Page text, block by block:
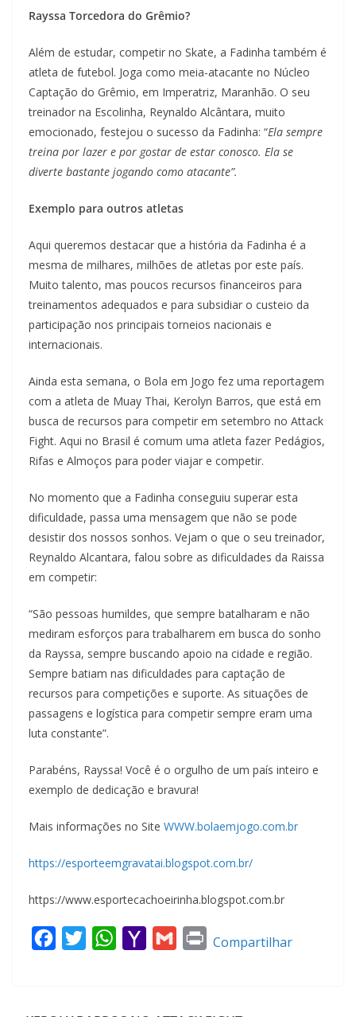
Rayssa Torcedora do Grêmio?
Além de estudar, competir no Skate, a Fadinha também é
atleta de futebol. Joga como meia-atacante no Núcleo
Captação do Grêmio, em Imperatriz, Maranhão. O seu
treinador na Escolinha, Reynaldo Alcântara, muito
emocionado, festejou o sucesso da Fadinha: “Ela sempre
treina por lazer e por gostar de estar conosco. Ela se
diverte bastante jogando como atacante”.
Exemplo para outros atletas
Aqui queremos destacar que a história da Fadinha é a
mesma de milhares, milhões de atletas por este país.
Muito talento, mas poucos recursos financeiros para
treinamentos adequados e para subsidiar o custeio da
participação nos principais torneios nacionais e
internacionais.
Ainda esta semana, o Bola em Jogo fez uma reportagem
com a atleta de Muay Thai, Kerolyn Barros, que está em
busca de recursos para competir em setembro no Attack
Fight. Aqui no Brasil é comum uma atleta fazer Pedágios,
Rifas e Almoços para poder viajar e competir.
No momento que a Fadinha conseguiu superar esta
dificuldade, passa uma mensagem que não se pode
desistir dos nossos sonhos. Vejam o que o seu treinador,
Reynaldo Alcantara, falou sobre as dificuldades da Raissa
em competir:
“São pessoas humildes, que sempre batalharam e não
mediram esforços para trabalharem em busca do sonho
da Rayssa, sempre buscando apoio na cidade e região.
Sempre batiam nas dificuldades para captação de
recursos para competições e suporte. As situações de
passagens e logística para competir sempre eram uma
luta constante”.
Parabéns, Rayssa! Você é o orgulho de um país inteiro e
exemplo de dedicação e bravura!
Mais informações no Site WWW.bolaemjogo.com.br
https://esporteemgravatai.blogspot.com.br/
https://www.esportecachoeirinha.blogspot.com.br
PCompartilhar